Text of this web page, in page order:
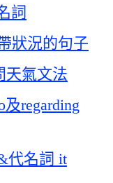
詞
狀況的句子
天氣文法
regarding
代名詞 it